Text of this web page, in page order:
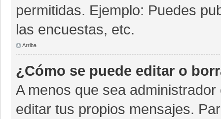
permitidas. Ejemplo: Puedes
las encuestas, etc.
Arriba
¿Cómo se puede editar o
A menos que sea
editar tus propios mensajes.